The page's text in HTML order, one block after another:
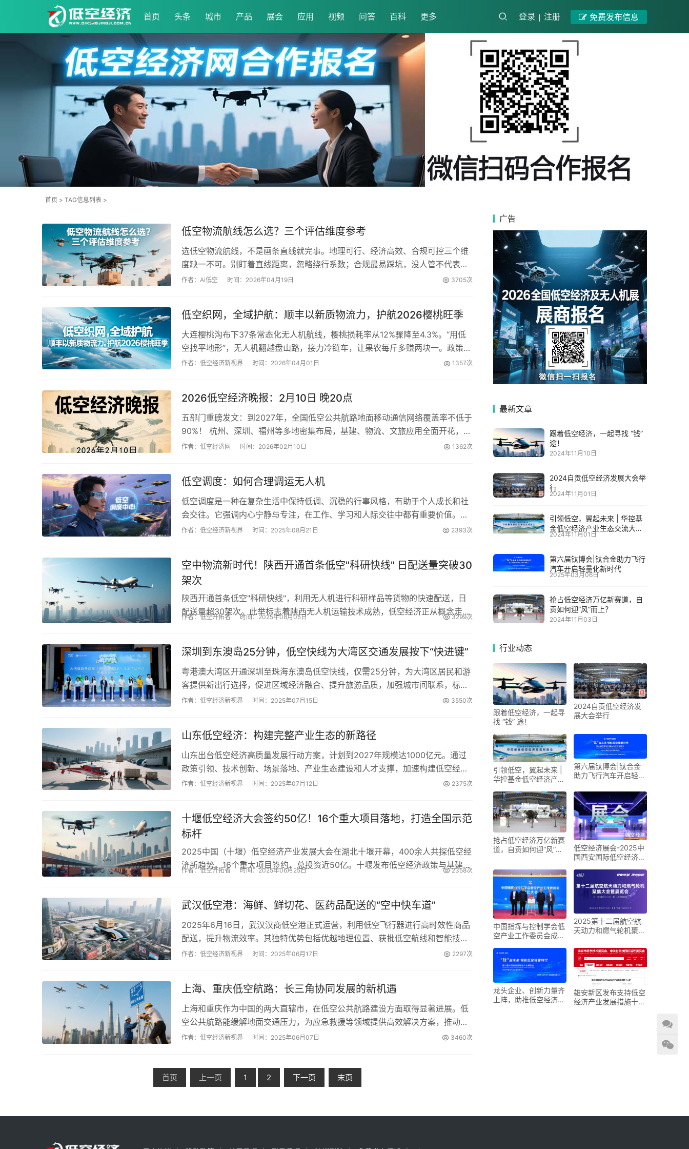
首页 头条 城市 产品 展会 应用 视频 问答 百科 更多 登录 注册 免费发布信息
首页 > TAG信息列表 >
低空物流航线怎么选？三个评估维度参考
选低空物流航线，不是画条直线就完事。地理可行、经济高效、合规可控三个维
度缺一不可。别盯着直线距离，忽略绕行系数；合规最易踩坑，没人管不代表能
飞。先做打分卡，低于70分别碰。...
作者：Ai低空 时间：2026年04月19日 3705次
低空织网，全域护航：顺丰以新质物流力，护航2026樱桃旺季
大连樱桃沟布下37条常态化无人机航线，樱桃损耗率从12%骤降至4.3%。“用低
空找平地形”，无人机翻越盘山路，接力冷链车，让果农每斤多赚两块一。政策松
绑后航线审批从三个月缩至三天，全国17省市跟进，低空物流正在从“炫技”走向
作者：低空经济新视界 时间：2026年04月01日 1357次
2026低空经济晚报：2月10日 晚20点
五部门重磅发文：到2027年，全国低空公共航路地面移动通信网络覆盖率不低于
90%！ 杭州、深圳、福州等多地密集布局，基建、物流、文旅应用全面开花，行
业培训与监管同步升级，低空经济正从“天上飞”加速“落地用”。...
作者：低空经济网 时间：2026年02月10日 1362次
低空调度：如何合理调运无人机
低空调度是一种在复杂生活中保持低调、沉稳的行事风格，有助于个人成长和社
会交往。它强调内心宁静与专注，在工作、学习和人际交往中都有重要价值。但
实际生活中保持低空调度面临挑战，需努力实践以实现人生价值。...
作者：低空经济新视界 时间：2025年08月21日 2393次
空中物流新时代！陕西开通首条低空"科研快线" 日配送量突破30
架次
陕西开通首条低空"科研快线"，利用无人机进行科研样品等货物的快速配送，日
配送量超30架次。此举标志着陕西无人机运输技术成熟，低空经济正从概念走向
作者：低空开拓者 时间：2025年08月05日 3299次
深圳到东澳岛25分钟，低空快线为大湾区交通发展按下“快进键”
粤港澳大湾区开通深圳至珠海东澳岛低空快线，仅需25分钟，为大湾区居民和游
客提供新出行选择，促进区域经济融合、提升旅游品质，加强城市间联系，标志
着大湾区交通一体化迈入新阶段。...
作者：低空经济新视界 时间：2025年07月15日 3550次
山东低空经济：构建完整产业生态的新路径
山东出台低空经济高质量发展行动方案，计划到2027年规模达1000亿元。通过
政策引领、技术创新、场景落地、产业生态建设和人才支撑，加速构建低空经济
新生态，有望成为全国低空经济发展新高地。...
作者：低空经济新视界 时间：2025年07月12日 2375次
十堰低空经济大会签约50亿！16个重大项目落地，打造全国示范
标杆
2025中国（十堰）低空经济产业发展大会在湖北十堰开幕，400余人共探低空经
济新趋势。16个重大项目签约，总投资近50亿。十堰发布低空经济政策与基建规
作者：低空开拓者 时间：2025年06月25日 2358次
武汉低空港：海鲜、鲜切花、医药品配送的“空中快车道”
2025年6月16日，武汉汉商低空港正式运营，利用低空飞行器进行高时效性商品
配送，提升物流效率。其独特优势包括优越地理位置、获批低空航线和智能技
术，将推动城市物流发展并提升居民生活质量。...
作者：低空经济新视界 时间：2025年06月17日 2297次
上海、重庆低空航路：长三角协同发展的新机遇
上海和重庆作为中国的两大直辖市，在低空公共航路建设方面取得显著进展。低
空公共航路能缓解地面交通压力，为应急救援等领域提供高效解决方案，推动低
空经济发展。未来，低空公共航路建设将迎来更广阔的发展前景。...
作者：低空经济新视界 时间：2025年06月07日 3460次
首页 上一页 1 2 下一页 末页
广告
最新文章
跟着低空经济，一起寻找 “钱”
途！
2024年11月10日
2024自贡低空经济发展大会举
行
2024年11月01日
引领低空，翼起未来 | 华控基
金低空经济产业生态交流大会
召开
2024年11月01日
第六届钛博会|钛合金助力飞行
汽车开启轻量化新时代
2025年03月06日
抢占低空经济万亿新赛道，自
贡如何迎“风”而上？
2024年11月03日
行业动态
跟着低空经济，一起寻
找 “钱” 途！
2024自贡低空经济发
展大会举行
引领低空，翼起未来 |
华控基金低空经济产业
第六届钛博会|钛合金
助力飞行汽车开启轻量
抢占低空经济万亿新赛
道，自贡如何迎“风”而
低空经济展会-2025中
国西安国际低空经济展
中国指挥与控制学会低
空产业工作委员会成立
2025第十二届航空航
天动力和燃气轮机聚焦
龙头企业、创新力量齐
上阵，助推低空经济进
雄安新区发布支持低空
经济产业发展措施十二